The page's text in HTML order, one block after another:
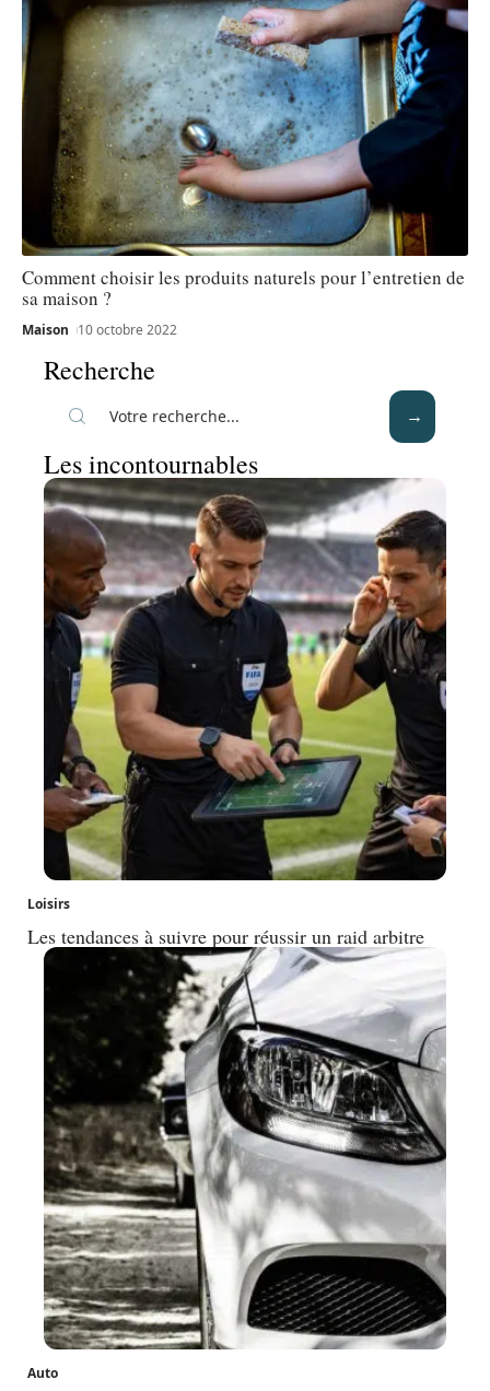
Comment choisir les produits naturels pour l’entretien de
sa maison ?
Maison 10 octobre 2022
Recherche
Les incontournables
Loisirs
Les tendances à suivre pour réussir un raid arbitre
Auto